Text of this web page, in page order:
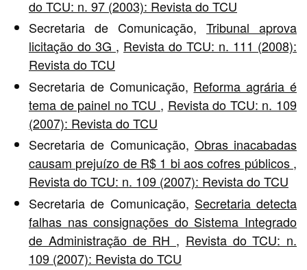
do TCU: n. 97 (2003): Revista do TCU
Secretaria de Comunicação, Tribunal aprova
licitação do 3G , Revista do TCU: n. 111 (2008):
Revista do TCU
Secretaria de Comunicação, Reforma agrária é
tema de painel no TCU , Revista do TCU: n. 109
(2007): Revista do TCU
Secretaria de Comunicação, Obras inacabadas
causam prejuízo de R$ 1 bi aos cofres públicos ,
Revista do TCU: n. 109 (2007): Revista do TCU
Secretaria de Comunicação, Secretaria detecta
falhas nas consignações do Sistema Integrado
de Administração de RH , Revista do TCU: n.
109 (2007): Revista do TCU